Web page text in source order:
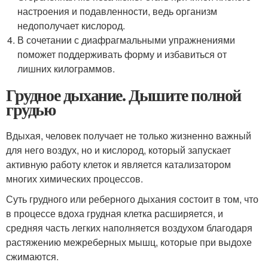
настроения и подавленности, ведь организм
недополучает кислород.
В сочетании с диафрагмальными упражнениями
поможет поддерживать форму и избавиться от
лишних килограммов.
Грудное дыхание. Дышите полной
грудью
Вдыхая, человек получает не только жизненно важный
для него воздух, но и кислород, который запускает
активную работу клеток и является катализатором
многих химических процессов.
Суть грудного или реберного дыхания состоит в том, что
в процессе вдоха грудная клетка расширяется, и
средняя часть легких наполняется воздухом благодаря
растяжению межреберных мышц, которые при выдохе
сжимаются.